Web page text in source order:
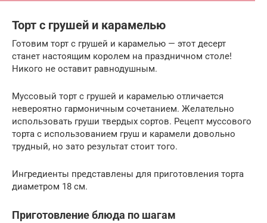
Торт с грушей и карамелью
Готовим торт с грушей и карамелью — этот десерт
станет настоящим королем на праздничном столе!
Никого не оставит равнодушным.
Муссовый торт с грушей и карамелью отличается
невероятно гармоничным сочетанием. Желательно
использовать груши твердых сортов. Рецепт муссового
торта с использованием груш и карамели довольно
трудный, но зато результат стоит того.
Ингредиенты представлены для приготовления торта
диаметром 18 см.
Приготовление блюда по шагам